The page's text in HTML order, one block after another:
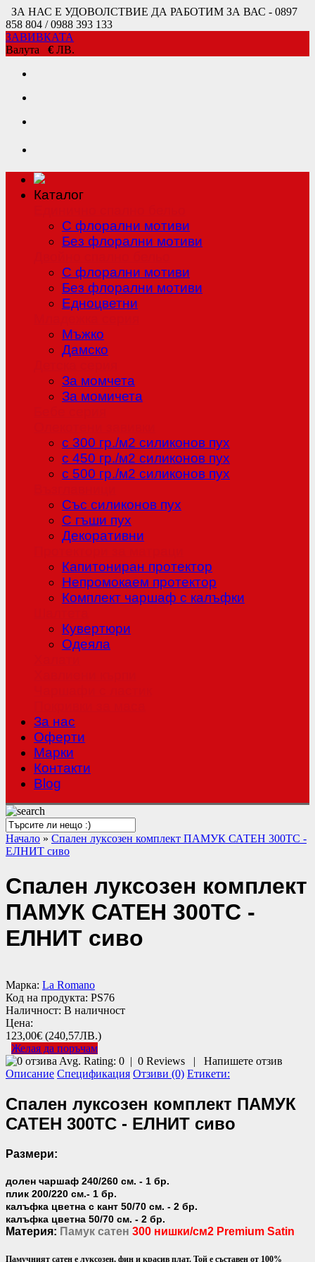
ЗА НАС Е УДОВОЛСТВИЕ ДА РАБОТИМ ЗА ВАС - 0897
858 804 / 0988 393 133
ЗАВИВКАТА
Валута € ЛВ.
Каталог
С флорални мотиви
Без флорални мотиви
С флорални мотиви
Без флорални мотиви
Едноцветни
Мъжко
Дамско
За момчета
За момичета
с 300 гр./м2 силиконов пух
с 450 гр./м2 силиконов пух
с 500 гр./м2 силиконов пух
Със силиконов пух
С гъши пух
Декоративни
Капитониран протектор
Непромокаем протектор
Комплект чаршаф с калъфки
Кувертюри
Одеяла
За нас
Оферти
Mарки
Контакти
Blog
Начало » Спален луксозен комплект ПАМУК САТЕН 300TC -
ЕЛНИТ сиво
Спален луксозен комплект
ПАМУК САТЕН 300TC -
ЕЛНИТ сиво
Марка: La Romano
Код на продукта: PS76
Наличност: В наличност
Цена:
123,00€ (240,57ЛВ.)
Желая да поръчам
Avg. Rating: 0 | 0 Reviews | Напишете отзив
Описание Спецификация Отзиви (0) Етикети:
Спален луксозен комплект ПАМУК
САТЕН 300TC - ЕЛНИТ сиво
Размери:
долен чаршаф 240/260 см. - 1 бр.
плик 200/220 см.- 1 бр.
калъфка цветна с кант 50/70 см. - 2 бр.
калъфка цветна 50/70 см. - 2 бр.
Материя: Памук сатен 300 нишки/см2 Premium Satin
Памучният сатен е луксозен, фин и красив плат. Той е съставен от 100%